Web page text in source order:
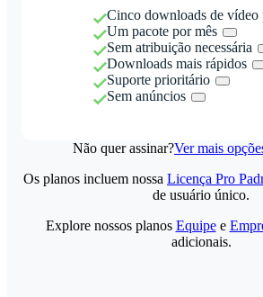
Cinco downloads de vídeo
Um pacote por mês
Sem atribuição necessária
Downloads mais rápidos
Suporte prioritário
Sem anúncios
Não quer assinar?Ver mais
Os planos incluem nossa Licença Pro
de usuário único.
Explore nossos planos Equipee
adicionais.